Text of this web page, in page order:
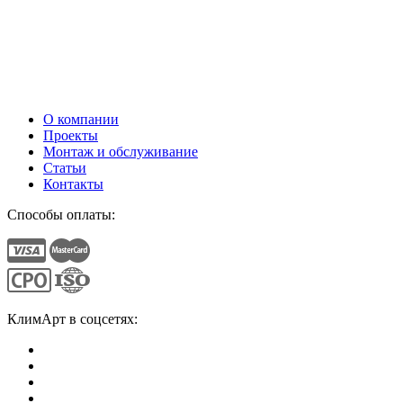
О компании
Проекты
Монтаж и обслуживание
Статьи
Контакты
Способы оплаты:
КлимАрт в соцсетях: